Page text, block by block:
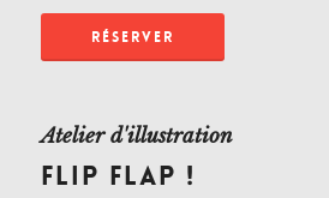
RÉSERVER
Atelier d'illustration
FLIP FLAP !